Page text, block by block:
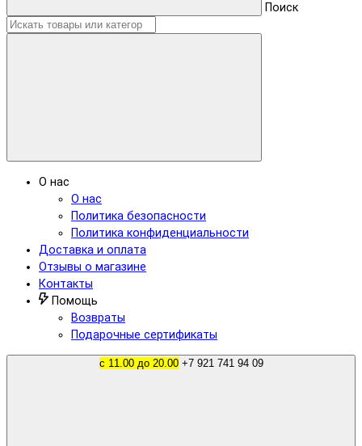
Поиск
О нас
О нас
Политика безопасности
Политика конфиденциальности
Доставка и оплата
Отзывы о магазине
Контакты
Помощь
Возвраты
Подарочные сертификаты
с 11.00 до 20.00 +7 921 741 94 09